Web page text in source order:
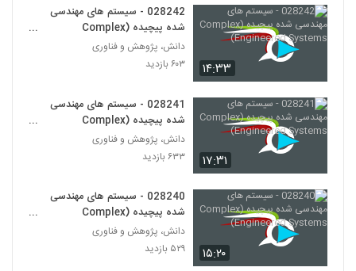
028266 - سیستم های سازگار پیچیده
256
۵۸۸ بازدید
257
028268 - سیستم های سازگار پیچیده
(Complex Adaptive Systems)
028269 - سیستم های سازگار پیچیده
۶۲۱ بازدید
۱۴:۳۳
028242 - سیستم های مهندسی
شده پیچیده (Complex
Engineered Systems)
دانش، پژوهش و فناوری
۶۰۳ بازدید
۱۷:۳۱
028241 - سیستم های مهندسی
شده پیچیده (Complex
Engineered Systems)
دانش، پژوهش و فناوری
۶۳۳ بازدید
۱۵:۲۰
028240 - سیستم های مهندسی
شده پیچیده (Complex
Engineered Systems)
دانش، پژوهش و فناوری
۵۲۹ بازدید